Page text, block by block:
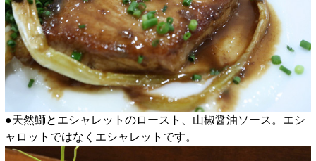
●天然鰤とエシャレットのロースト、山椒醤油ソース。エシ
ャロットではなくエシャレットです。